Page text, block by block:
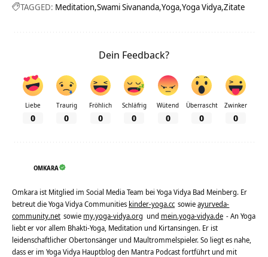
TAGGED: Meditation Swami Sivananda Yoga Yoga Vidya Zitate
Dein Feedback?
Liebe
0
Traurig
0
Fröhlich
0
Schläfrig
0
Wütend
0
Überrascht
0
Zwinker
0
OMKARA
Omkara ist Mitglied im Social Media Team bei Yoga Vidya Bad Meinberg. Er
betreut die Yoga Vidya Communities kinder-yoga.cc sowieayurveda-
community.net sowie my.yoga-vidya.org und mein.yoga-vidya.de - An Yoga
liebt er vor allem Bhakti-Yoga, Meditation und Kirtansingen. Er ist
leidenschaftlicher Obertonsänger und Maultrommelspieler. So liegt es nahe,
dass er im Yoga Vidya Hauptblog den Mantra Podcast fortführt und mit